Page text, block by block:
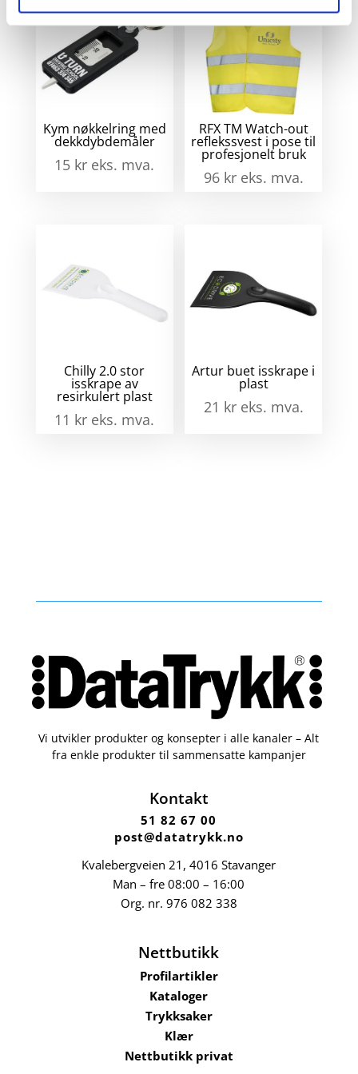
Kym nøkkelring med
dekkdybdemåler
15 kr eks. mva.
RFX TM Watch-out
reflekssvest i pose til
profesjonelt bruk
96 kr eks. mva.
Chilly 2.0 stor
isskrape av
resirkulert plast
11 kr eks. mva.
Artur buet isskrape i
plast
21 kr eks. mva.
Vi utvikler produkter og konsepter i alle kanaler – Alt
fra enkle produkter til sammensatte kampanjer
Kontakt
51 82 67 00
post@datatrykk.no
Kvalebergveien 21 , 4016 Stavanger
Man – fre 08:00 – 16:00
Org. nr. 976 082 338
Nettbutikk
Profilartikler
Kataloger
Trykksaker
Klær
Nettbutikk privat